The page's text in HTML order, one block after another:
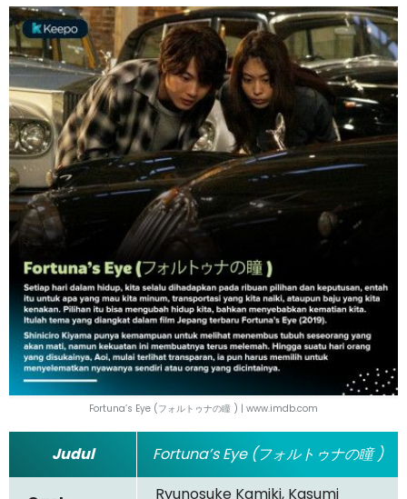
Fortuna’s Eye (フォルトゥナの瞳 ) | www.imdb.com
Judul Fortuna’s Eye (フォルトゥナの瞳 )
Ryunosuke Kamiki, Kasumi